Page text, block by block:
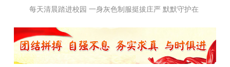
河间。...
每天清晨踏进校园 一身灰色制服挺拔庄严 默默守护在